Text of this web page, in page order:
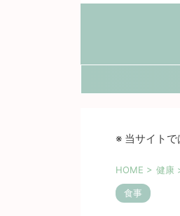
※ 当サイト
HOME > 健康
食事